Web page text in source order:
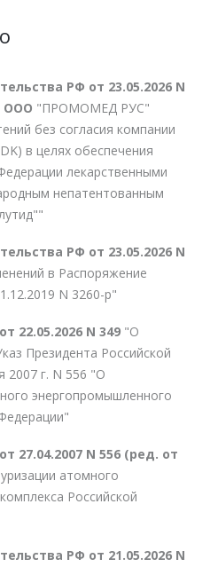
РФ от 23.05.2026 N
ООО "ПРОМОМЕД РУС"
без согласия компании
в целях обеспечения
лекарственными
непатентованным
РФ от 23.05.2026 N
в Распоряжение
N 3260-р"
22.05.2026 N 349 "О
Президента Российской
2007 г. N 556 "О
энергопромышленного
27.04.2007 N 556 (ред. от
атомного
Российской
РФ от 21.05.2026 N